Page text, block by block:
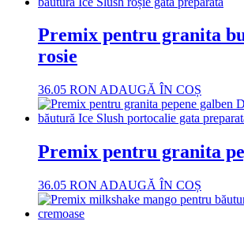
Premix pentru granita
rosie
36.05 RON ADAUGĂ ÎN COȘ
Premix pentru granita
36.05 RON ADAUGĂ ÎN COȘ